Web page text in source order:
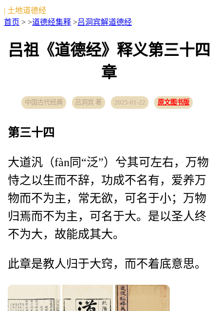
| 土地道德经
首页 > >道德经集释 >吕洞宾解道德经
吕祖《道德经》释义第三十四
章
中国古代经典 吕洞宾 著 2025-01-22 原文图书版
第三十四
大道汎（fàn同“泛”）兮其可左右，万物
恃之以生而不辞，功成不名有，爱养万
物而不为主，常无欲，可名于小；万物
归焉而不为主，可名于大。是以圣人终
不为大，故能成其大。
此章是教人归于大窍，而不着底意思。